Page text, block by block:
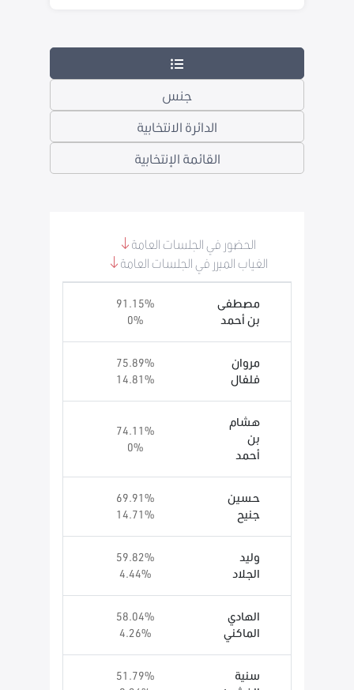
جنس
الدائرة الانتخابية
القائمة الإنتخابية
الحضور في الجلسات العامة
الغياب المبرر في الجلسات العامة
وليد
الجلاد
59.82%
4.44%
مصطفى
بن أحمد
91.15%
0%
مروان
فلفال
75.89%
14.81%
الهادي
الماكني
58.04%
4.26%
هشام
بن
أحمد
74.11%
0%
سنية
51.79%
حسين
جنيح
69.91%
14.71%